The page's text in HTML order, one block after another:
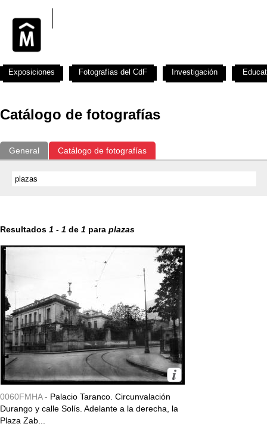
Catálogo de fotografías
General Catálogo de fotografías
Resultados 1 - 1 de 1 para plazas
0060FMHA - Palacio Taranco. Circunvalación
Durango y calle Solís. Adelante a la derecha, la
Plaza Zab...
Exposiciones Fotografías del CdF Investigación